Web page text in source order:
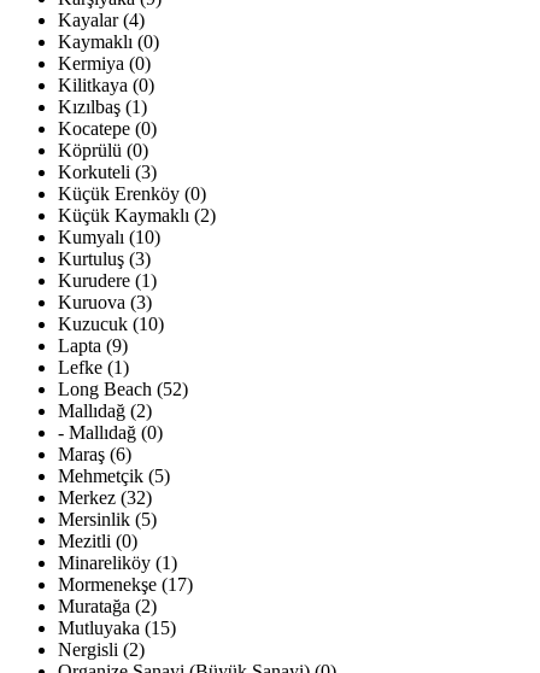
Kayalar (4)
Kaymaklı (0)
Kermiya (0)
Kilitkaya (0)
Kızılbaş (1)
Kocatepe (0)
Köprülü (0)
Korkuteli (3)
Küçük Erenköy (0)
Küçük Kaymaklı (2)
Kumyalı (10)
Kurtuluş (3)
Kurudere (1)
Kuruova (3)
Kuzucuk (10)
Lapta (9)
Lefke (1)
Long Beach (52)
Mallıdağ (2)
- Mallıdağ (0)
Maraş (6)
Mehmetçik (5)
Merkez (32)
Mersinlik (5)
Mezitli (0)
Minareliköy (1)
Mormenekşe (17)
Muratağa (2)
Mutluyaka (15)
Nergisli (2)